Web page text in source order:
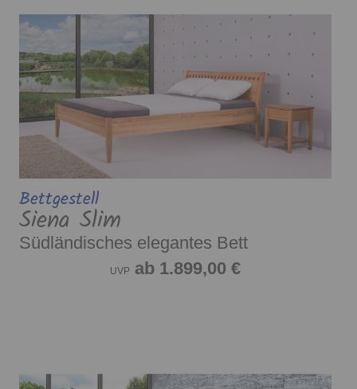
Bettgestell
Siena Slim
Südländisches elegantes Bett
UVP ab 1.899,00 €